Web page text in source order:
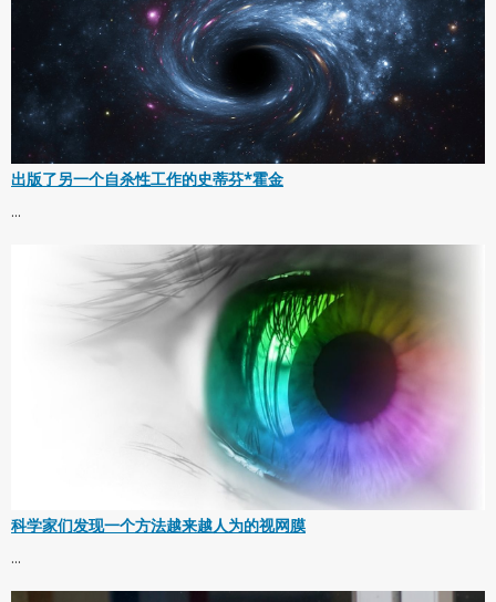
出版了另一个自杀性工作的史蒂芬*霍金
...
科学家们发现一个方法越来越人为的视网膜
...